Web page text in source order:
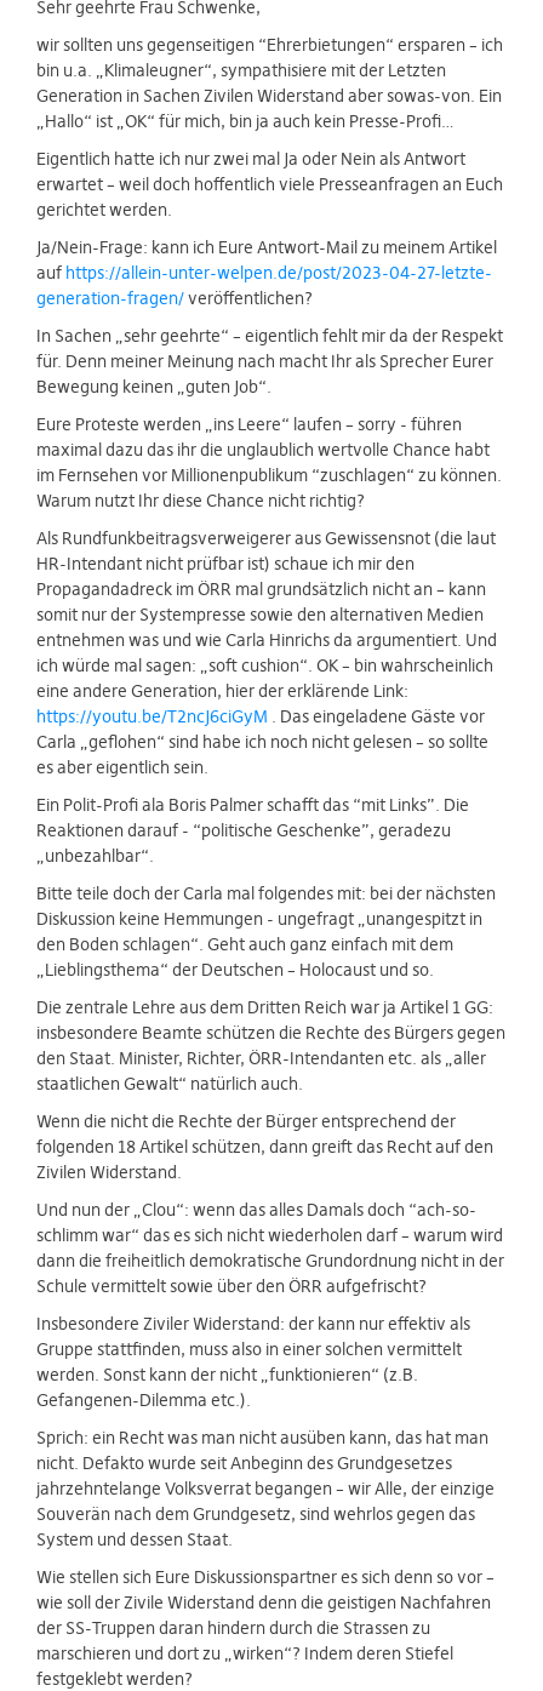
Sehr geehrte Frau Schwenke,
wir sollten uns gegenseitigen “Ehrerbietungen“ ersparen – ich
bin u.a. „Klimaleugner“, sympathisiere mit der Letzten
Generation in Sachen Zivilen Widerstand aber sowas-von. Ein
„Hallo“ ist „OK“ für mich, bin ja auch kein Presse-Profi…
Eigentlich hatte ich nur zwei mal Ja oder Nein als Antwort
erwartet – weil doch hoffentlich viele Presseanfragen an Euch
gerichtet werden.
Ja/Nein-Frage: kann ich Eure Antwort-Mail zu meinem Artikel
auf https://allein-unter-welpen.de/post/2023-04-27-letzte-
generation-fragen/veröffentlichen?
In Sachen „sehr geehrte“ – eigentlich fehlt mir da der Respekt
für. Denn meiner Meinung nach macht Ihr als Sprecher Eurer
Bewegung keinen „guten Job“.
Eure Proteste werden „ins Leere“ laufen – sorry - führen
maximal dazu das ihr die unglaublich wertvolle Chance habt
im Fernsehen vor Millionenpublikum “zuschlagen“ zu können.
Warum nutzt Ihr diese Chance nicht richtig?
Als Rundfunkbeitragsverweigerer aus Gewissensnot (die laut
HR-Intendant nicht prüfbar ist) schaue ich mir den
Propagandadreck im ÖRR mal grundsätzlich nicht an – kann
somit nur der Systempresse sowie den alternativen Medien
entnehmen was und wie Carla Hinrichs da argumentiert. Und
ich würde mal sagen: „soft cushion“. OK – bin wahrscheinlich
eine andere Generation, hier der erklärende Link:
https://youtu.be/T2ncJ6ciGyM . Das eingeladene Gäste vor
Carla „geflohen“ sind habe ich noch nicht gelesen – so sollte
es aber eigentlich sein.
Ein Polit-Profi ala Boris Palmer schafft das “mit Links”. Die
Reaktionen darauf - “politische Geschenke”, geradezu
„unbezahlbar“.
Bitte teile doch der Carla mal folgendes mit: bei der nächsten
Diskussion keine Hemmungen - ungefragt „unangespitzt in
den Boden schlagen“. Geht auch ganz einfach mit dem
„Lieblingsthema“ der Deutschen – Holocaust und so.
Die zentrale Lehre aus dem Dritten Reich war ja Artikel 1 GG:
insbesondere Beamte schützen die Rechte des Bürgers gegen
den Staat. Minister, Richter, ÖRR-Intendanten etc. als „aller
staatlichen Gewalt“ natürlich auch.
Wenn die nicht die Rechte der Bürger entsprechend der
folgenden 18 Artikel schützen, dann greift das Recht auf den
Zivilen Widerstand.
Und nun der „Clou“: wenn das alles Damals doch “ach-so-
schlimm war“ das es sich nicht wiederholen darf – warum wird
dann die freiheitlich demokratische Grundordnung nicht in der
Schule vermittelt sowie über den ÖRR aufgefrischt?
Insbesondere Ziviler Widerstand: der kann nur effektiv als
Gruppe stattfinden, muss also in einer solchen vermittelt
werden. Sonst kann der nicht „funktionieren“ (z.B.
Gefangenen-Dilemma etc.).
Sprich: ein Recht was man nicht ausüben kann, das hat man
nicht. Defakto wurde seit Anbeginn des Grundgesetzes
jahrzehntelange Volksverrat begangen – wir Alle, der einzige
Souverän nach dem Grundgesetz, sind wehrlos gegen das
System und dessen Staat.
Wie stellen sich Eure Diskussionspartner es sich denn so vor –
wie soll der Zivile Widerstand denn die geistigen Nachfahren
der SS-Truppen daran hindern durch die Strassen zu
marschieren und dort zu „wirken“? Indem deren Stiefel
festgeklebt werden?